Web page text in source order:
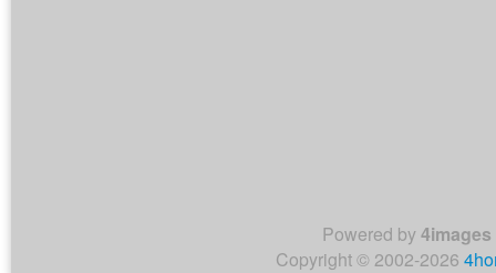
Powered by4images
Copyright © 2002-2026